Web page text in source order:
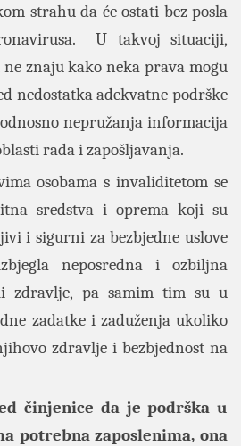
strahu da će ostati bez posla
U takvoj situaciji,
znaju kako neka prava mogu
nedostatka adekvatne podrške
nepružanja informacija
rada i zapošljavanja.
osobama s invaliditetom se
sredstva i oprema koji su
i sigurni za bezbjedne uslove
neposredna i ozbiljna
zdravlje, pa samim tim su u
zadatke i zaduženja ukoliko
zdravlje i bezbjednost na
činjenice da je podrška u
potrebna zaposlenima, ona